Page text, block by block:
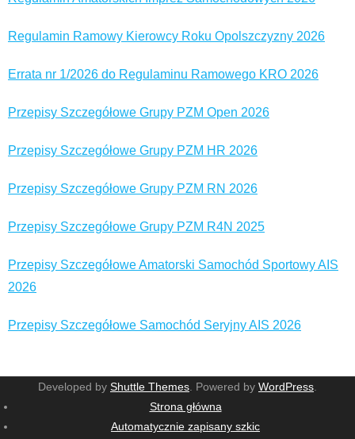
Regulamin Ramowy Kierowcy Roku Opolszczyzny 2026
Errata nr 1/2026 do Regulaminu Ramowego KRO 2026
Przepisy Szczegółowe Grupy PZM Open 2026
Przepisy Szczegółowe Grupy PZM HR 2026
Przepisy Szczegółowe Grupy PZM RN 2026
Przepisy Szczegółowe Grupy PZM R4N 2025
Przepisy Szczegółowe Amatorski Samochód Sportowy AIS
2026
Przepisy Szczegółowe Samochód Seryjny AIS 2026
Developed by Shuttle Themes . Powered by WordPress
Strona główna
Automatycznie zapisany szkic